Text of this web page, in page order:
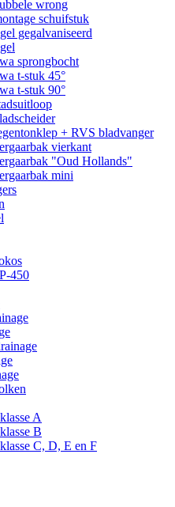
wrong
schuifstuk
gegalvaniseerd
sprongbocht
t-stuk 45°
t-stuk 90°
+ RVS bladvanger
vierkant
"Oud Hollands"
mini
450
A
B
C, D, E en F